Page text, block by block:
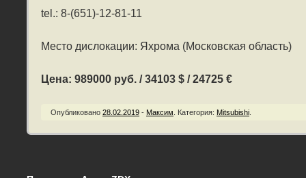
tel.: 8-(651)-12-81-11
Место дислокации: Яхрома (Московская область)
Цена: 989000 руб. / 34103 $ / 24725 €
Опубликовано 28.02.2019 - Максим Категория: Mitsubishi